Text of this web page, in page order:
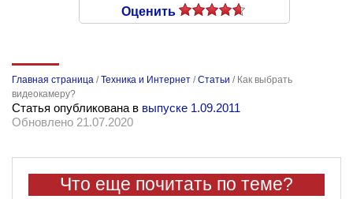
Оценить
Главная страница /Техника и Интернет /Статьи / Как выбрать
видеокамеру?
Статья опубликована в выпуске 1.09.2011
Обновлено 21.07.2020
Что еще почитать по теме?